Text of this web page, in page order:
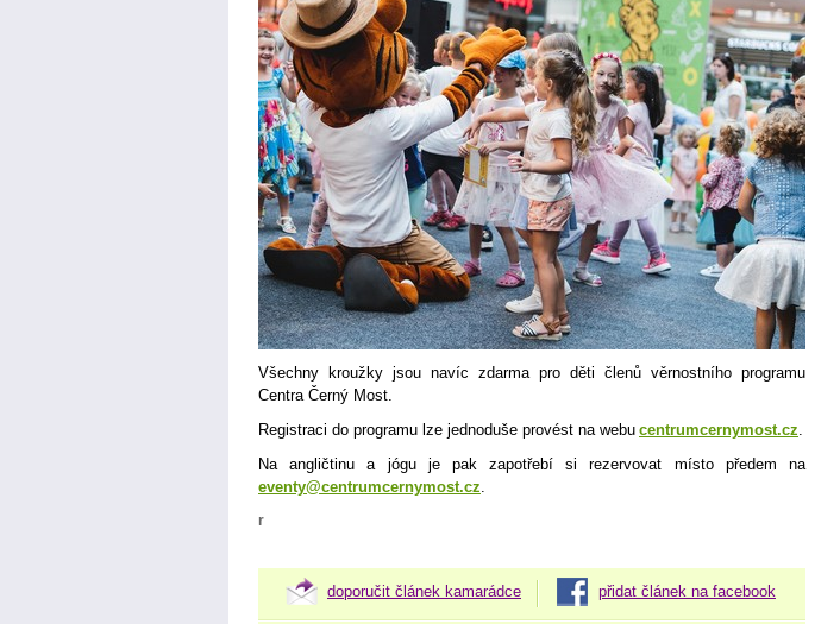
Všechny kroužky jsou navíc zdarma pro děti členů věrnostního programu
Centra Černý Most.
Registraci do programu lze jednoduše provést na webu centrumcernymost.cz.
Na angličtinu a jógu je pak zapotřebí si rezervovat místo předem na
eventy@centrumcernymost.cz.
r
doporučit článek kamarádce přidat článek na facebook